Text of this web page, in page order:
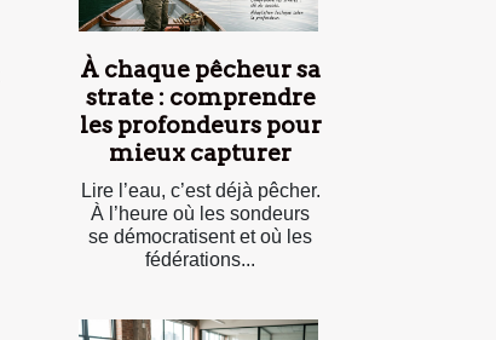
À chaque pêcheur sa
strate : comprendre
les profondeurs pour
mieux capturer
Lire l’eau, c’est déjà pêcher.
À l’heure où les sondeurs
se démocratisent et où les
fédérations...